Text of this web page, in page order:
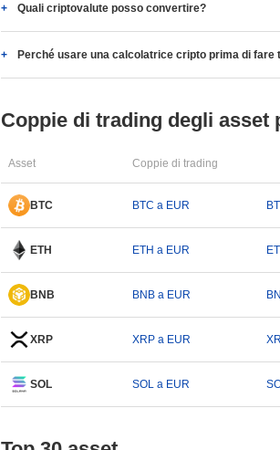
Quali criptovalute posso convertire?
Perché usare una calcolatrice cripto prima di fare
Coppie di trading degli asset
Asset Coppie di trading
BTC BTC a EUR
ETH ETH a EUR
BNB BNB a EUR
XRP XRP a EUR
SOL SOL a EUR